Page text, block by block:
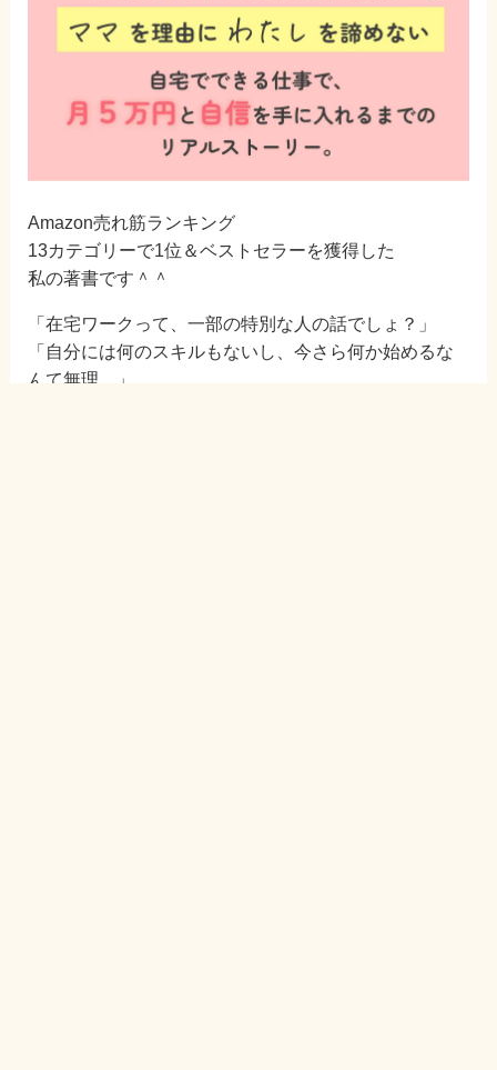
Amazon売れ筋ランキング
13カテゴリーで1位＆ベストセラーを獲得した
私の著書です＾＾
「在宅ワークって、一部の特別な人の話でしょ？」
「自分には何のスキルもないし、今さら何か始めるな
んて無理…」